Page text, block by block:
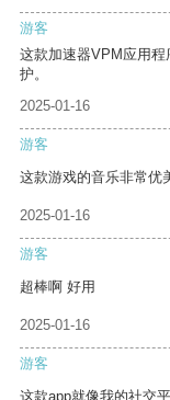
游客
这款加速器VPM应用
护。
2025-01-16
游客
这款游戏的音乐非常优
2025-01-16
游客
超棒啊 好用
2025-01-16
游客
这款app就像我的社交